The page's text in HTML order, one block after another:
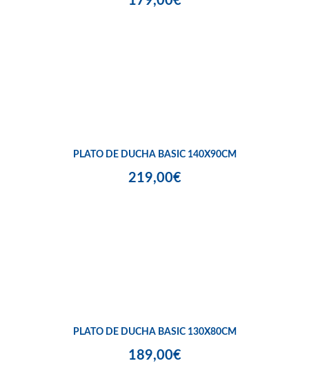
PLATO DE DUCHA BASIC 140X90CM
219,00€
PLATO DE DUCHA BASIC 130X80CM
189,00€